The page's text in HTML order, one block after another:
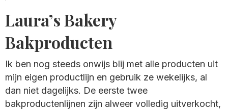
Laura’s Bakery
Bakproducten
Ik ben nog steeds onwijs blij met alle producten uit
mijn eigen productlijn en gebruik ze wekelijks, al
dan niet dagelijks. De eerste twee
bakproductenlijnen zijn alweer volledig uitverkocht,